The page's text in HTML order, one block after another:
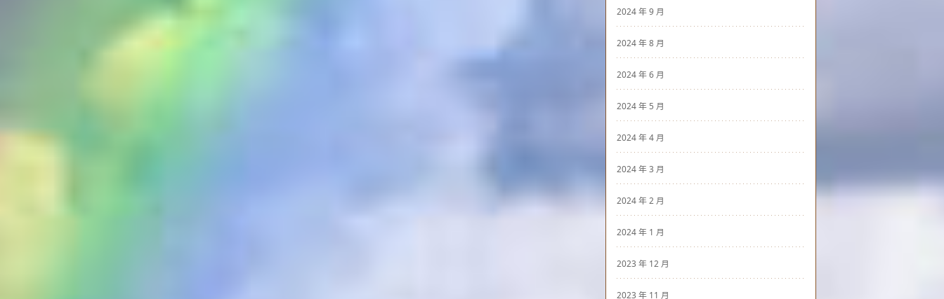
2024 年 9 月
2024 年 8 月
2024 年 6 月
2024 年 5 月
2024 年 4 月
2024 年 3 月
2024 年 2 月
2024 年 1 月
2023 年 12 月
2023 年 11 月